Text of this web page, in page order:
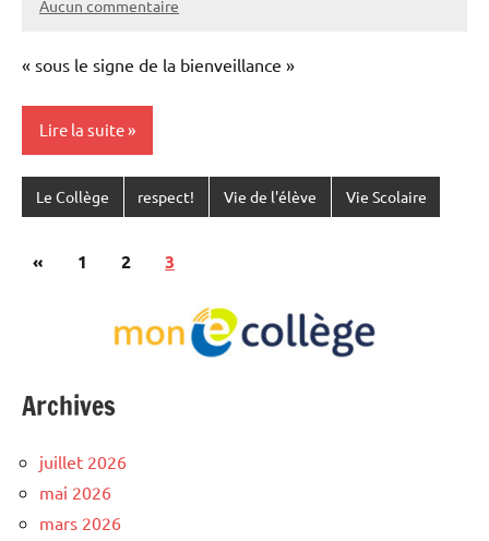
Aucun commentaire
« sous le signe de la bienveillance »
Lire la suite
Le Collège respect! Vie de l'élève Vie Scolaire
Pagination
publications
«Publications
1 2 3
Archives
juillet 2026
mai 2026
mars 2026